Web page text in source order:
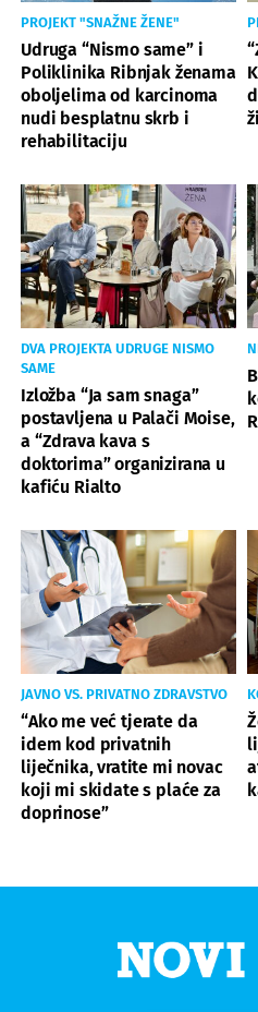
PROJEKT "SNAŽNE ŽENE"
Udruga “Nismo same” i
Poliklinika Ribnjak ženama
oboljelima od karcinoma
nudi besplatnu skrb i
rehabilitaciju
DVA PROJEKTA UDRUGE NISMO
SAME
Izložba “Ja sam snaga”
postavljena u Palači Moise,
a “Zdrava kava s
doktorima” organizirana u
kafiću Rialto
JAVNO VS. PRIVATNO ZDRAVSTVO
“Ako me već tjerate da
idem kod privatnih
liječnika, vratite mi novac
koji mi skidate s plaće za
doprinose”